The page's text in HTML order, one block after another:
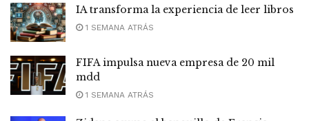
IA transforma la experiencia de leer libros
1 SEMANA ATRÁS
FIFA impulsa nueva empresa de 20 mil
mdd
1 SEMANA ATRÁS